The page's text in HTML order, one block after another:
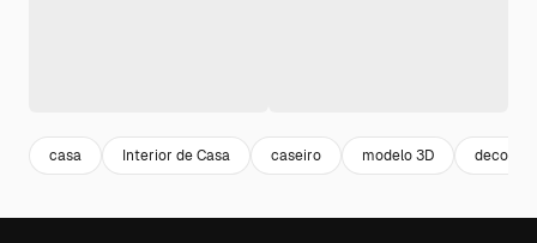
casa Interior de Casa caseiro modelo 3D